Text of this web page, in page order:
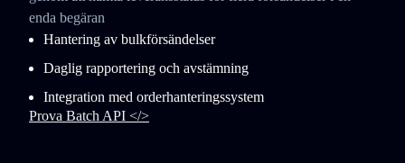
enda begäran
Hantering av bulkförsändelser
Daglig rapportering och avstämning
Integration med orderhanteringssystem
Prova Batch API </>